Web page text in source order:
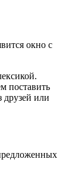
окно с
поставить
друзей или